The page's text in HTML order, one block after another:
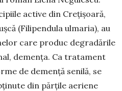
active din Crețișoară,
(Filipendula ulmaria), au
care produc degradările
demența. Ca trata­ment
de demență seni­lă, se
din părțile aeriene